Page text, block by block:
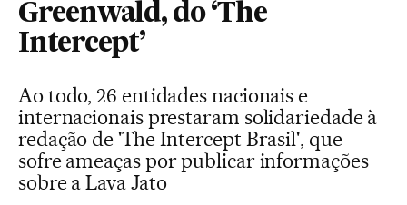
Greenwald, do ‘The
Intercept’
Ao todo, 26 entidades nacionais e
internacionais prestaram solidariedade à
redação de 'The Intercept Brasil', que
sofre ameaças por publicar informações
sobre a Lava Jato